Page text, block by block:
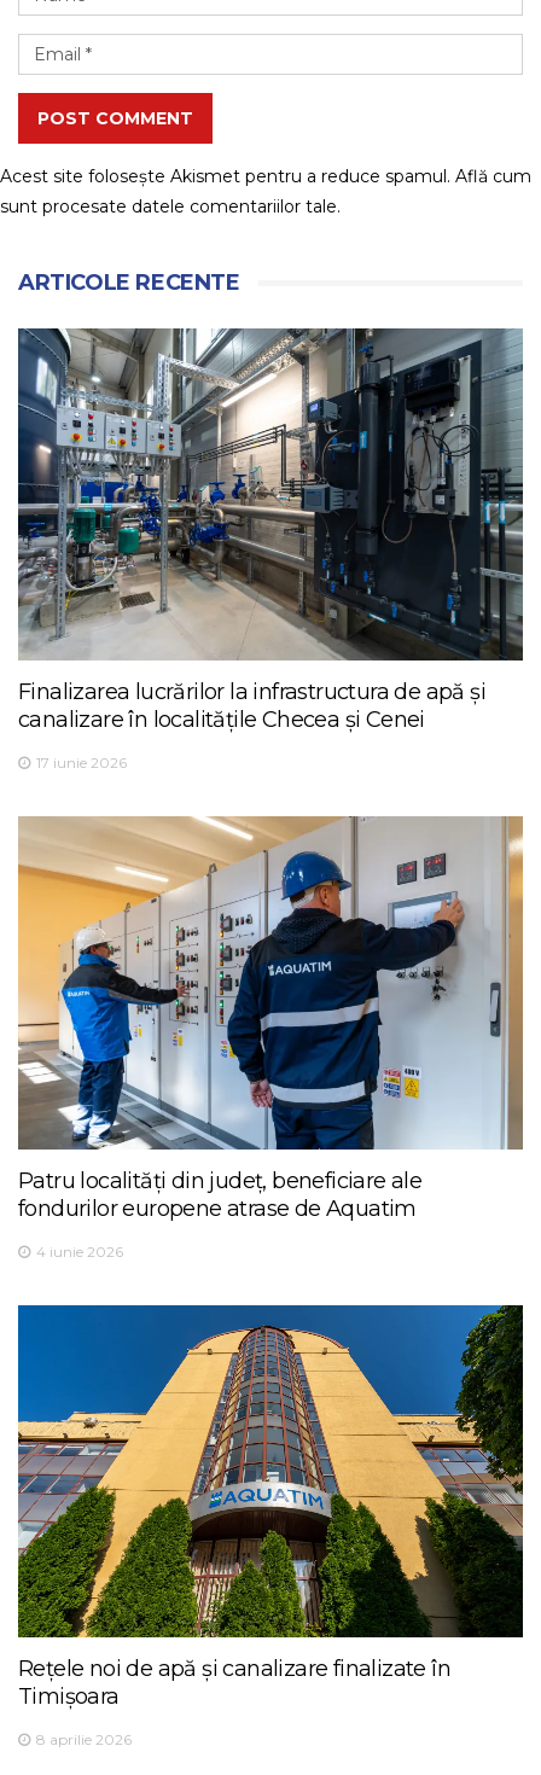
POST COMMENT
Acest site folosește Akismet pentru a reduce spamul. Află cum
sunt procesate datele comentariilor tale.
ARTICOLE RECENTE
Finalizarea lucrărilor la infrastructura de apă și
canalizare în localitățile Checea și Cenei
17 iunie 2026
Patru localități din județ, beneficiare ale
fondurilor europene atrase de Aquatim
4 iunie 2026
Rețele noi de apă și canalizare finalizate în
Timișoara
8 aprilie 2026